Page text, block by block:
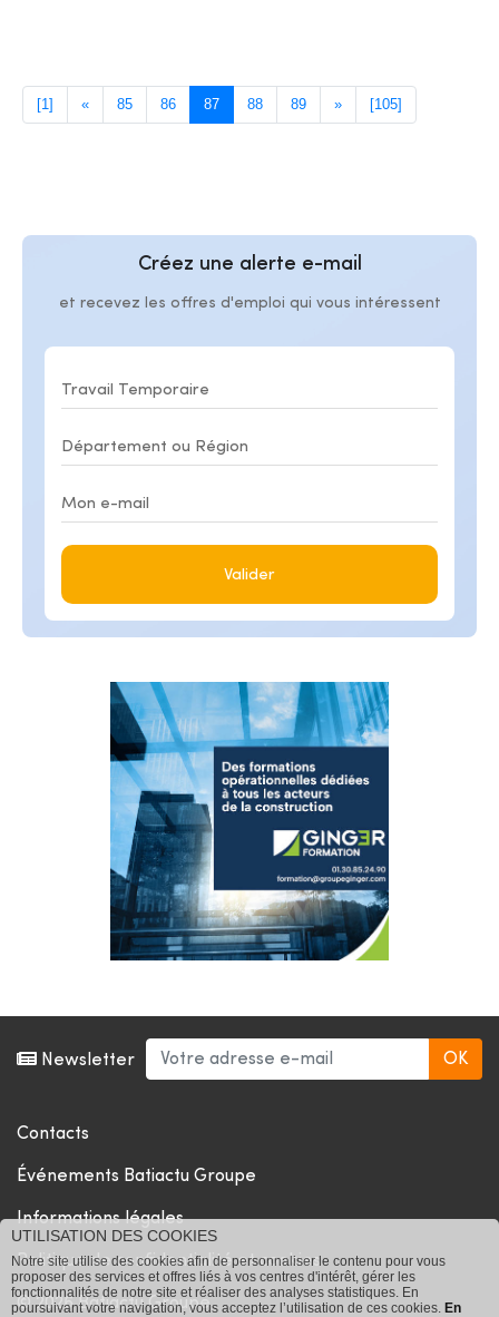
[1] « 85 86 87 88 89 » [105]
Créez une alerte e-mail
et recevez les offres d'emploi qui vous intéressent
Valider
Newsletter
Contacts
Événements Batiactu Groupe
Informations légales
Politique de confidentialité et cookies
© 2026 Batiactu Groupe
UTILISATION DES COOKIES
Notre site utilise des cookies afin de personnaliser le contenu pour vous
proposer des services et offres liés à vos centres d'intérêt, gérer les
fonctionnalités de notre site et réaliser des analyses statistiques. En
poursuivant votre navigation, vous acceptez l’utilisation de ces cookies. En